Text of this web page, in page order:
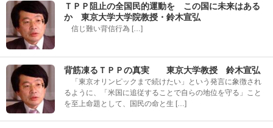
ＴＰＰ阻止の全国民的運動を この国に未来はある
か 東京大学大学院教授・鈴木宣弘
信じ難い背信行為 […]
背筋凍るＴＰＰの真実 東京大学教授 鈴木宣弘
「東京オリンピックまで続けたい」という発言に象徴され
るように、「米国に追従することで自らの地位を守る」こと
を至上命題として、国民の命と生 […]